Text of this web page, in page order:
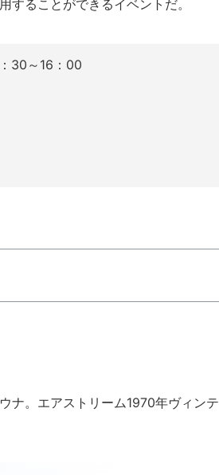
することができるイベントだ。
30～16：00
ナ。エアストリーム1970年ヴィンテ